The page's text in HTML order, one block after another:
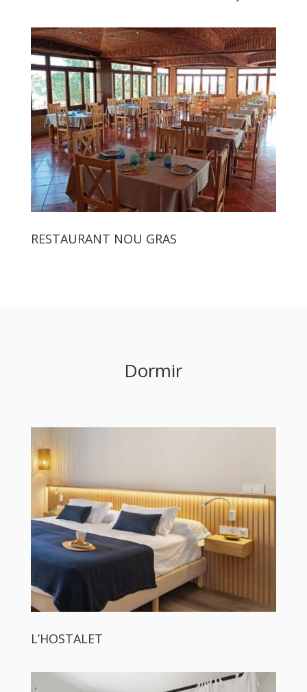
RESTAURANT NOU GRAS
Dormir
L’HOSTALET